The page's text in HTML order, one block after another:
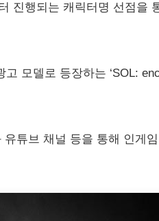
진행되는 캐릭터명 선점을
모델로 등장하는 ‘SOL:
유튜브 채널 등을 통해 인게